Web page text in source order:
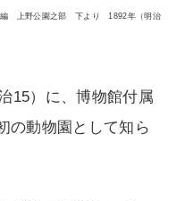
編 上野公園之部 下より 1892年（明治
15）に、博物館付属
の動物園として知ら